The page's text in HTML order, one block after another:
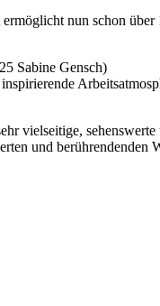
nun schon
Sabine Gensch)
vielseitige,
und berührendenden